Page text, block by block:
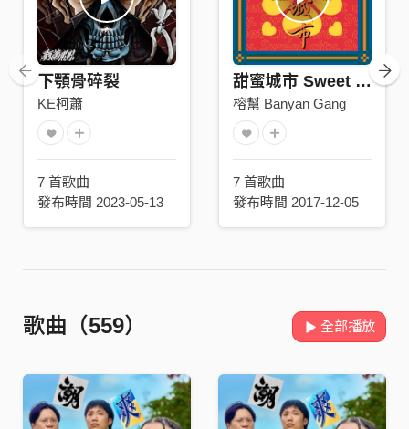
下顎骨碎裂
KE柯蕭
7 首歌曲
發布時間 2023-05-13
甜蜜城市 Sweet City
榕幫 Banyan Gang
7 首歌曲
發布時間 2017-12-05
歌曲（559） 全部播放